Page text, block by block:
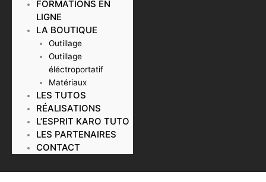
FORMATIONS EN
LIGNE
LA BOUTIQUE
Outillage
Outillage
éléctroportatif
Matériaux
LES TUTOS
RÉALISATIONS
L’ESPRIT KARO TUTO
LES PARTENAIRES
CONTACT